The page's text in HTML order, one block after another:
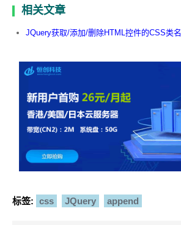
相关文章
JQuery获取/添加/删除HTML控件的CSS类名
标签: css JQuery append